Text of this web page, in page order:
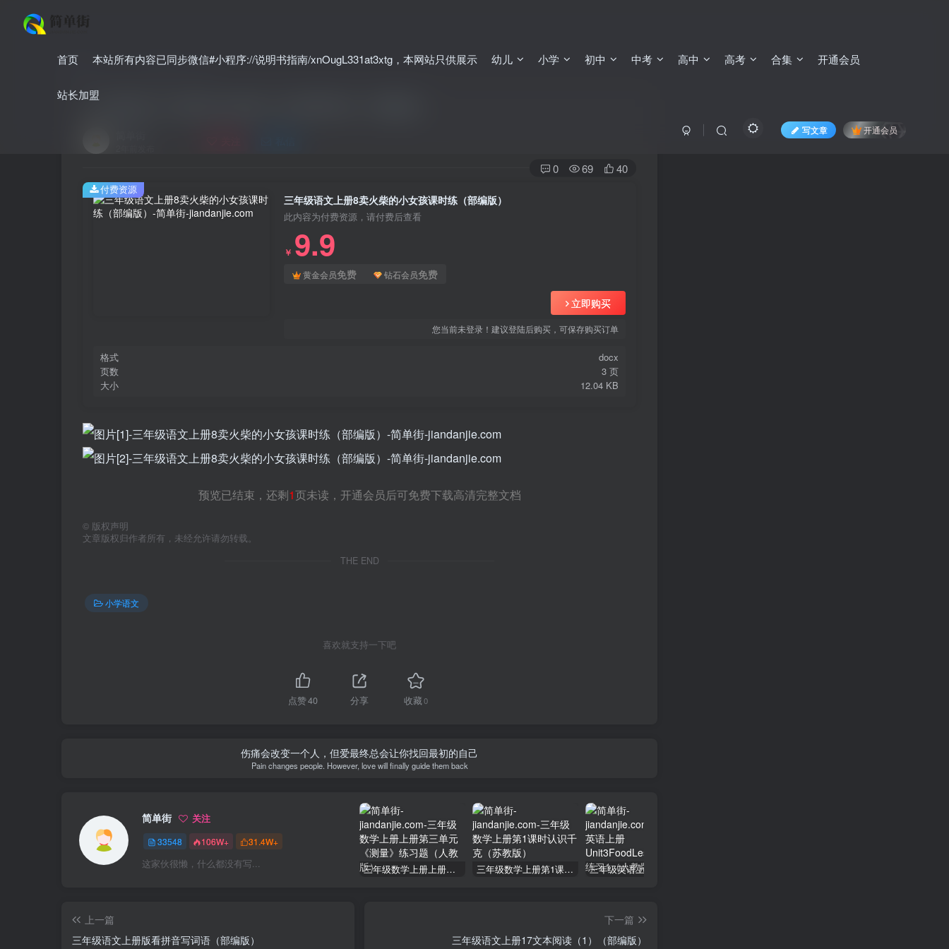
首页 本站所有内容已同步微信#小程序://说明书指南/xnOugL331at3xtg，本网站只供展示 幼儿 小学 初中 中考 高中 高考 合集 开通会员
站长加盟
写文章 开通会员
首页 小学 小学语文 正文
三年级语文上册8卖火柴的小女孩课时练（部编版）
0 69 40
三年级语文上册8卖火柴的小女孩课时练（部编版）
此内容为付费资源，请付费后查看
￥ 9.9
黄金会员免费 钻石会员免费
立即购买
您当前未登录！建议登陆后购买，可保存购买订单
格式
docx
页数
3 页
大小
12.04 KB
付费资源
预览已结束，还剩1页未读，开通会员后可免费下载高清完整文档
© 版权声明
文章版权归作者所有，未经允许请勿转载。
THE END
小学语文
喜欢就支持一下吧
点赞40 分享 收藏0
伤痛会改变一个人，但爱最终总会让你找回最初的自己
Pain changes people. However, love will finally guide them back
简单街 关注
33548 106W+ 31.4W+
这家伙很懒，什么都没有写... 三年级数学上册上册第三单元《测量》练习题（人教版） 三年级数学上册第1课时认识千克（苏教版）
上一篇
三年级语文上册版看拼音写词语（部编版）
下一篇
三年级语文上册17文本阅读（1）（部编版）